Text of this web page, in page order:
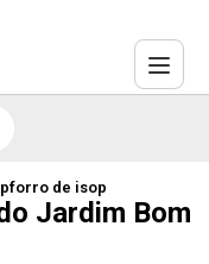
modular maua
forro de isopor modulado
Jardim Bom